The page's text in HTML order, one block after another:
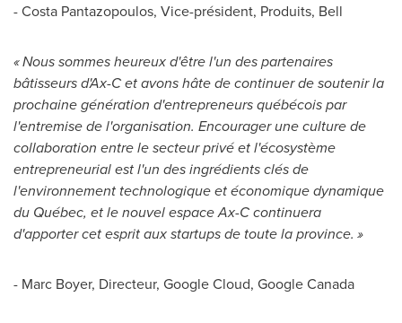
- Costa Pantazopoulos, Vice-président, Produits, Bell
« Nous sommes heureux d'être l'un des partenaires
bâtisseurs d'Ax-C et avons hâte de continuer de soutenir la
prochaine génération d'entrepreneurs québécois par
l'entremise de l'organisation. Encourager une culture de
collaboration entre le secteur privé et l'écosystème
entrepreneurial est l'un des ingrédients clés de
l'environnement technologique et économique dynamique
du Québec, et le nouvel espace Ax-C continuera
d'apporter cet esprit aux startups de toute la province. »
- Marc Boyer, Directeur, Google Cloud, Google Canada